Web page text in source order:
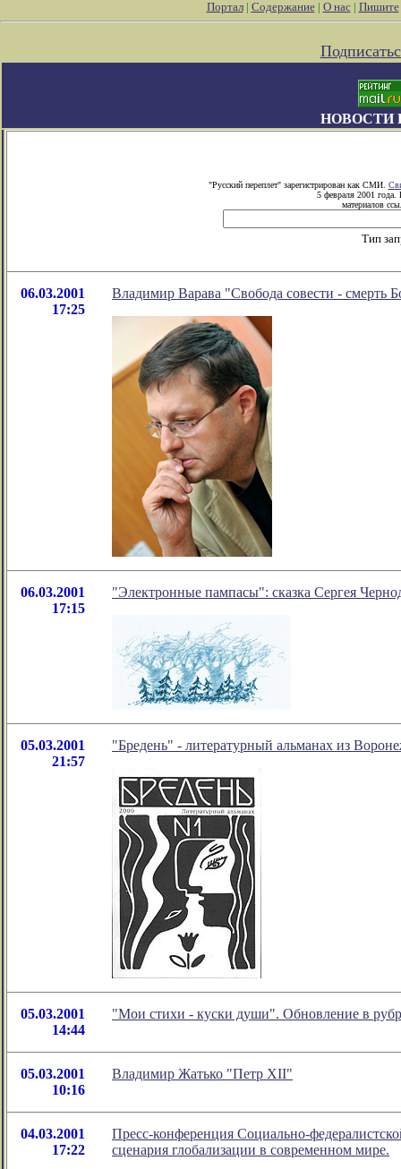
Портал| Содержание| О нас| Пишите
НОВОСТИ
"Русский переплет" зарегистрирован как СМИ.
5 февраля 2001 года.
материалов
Тип
06.03.2001
17:25
Владимир Варава "Свобода совести - смерть
06.03.2001
17:15
"Электронные пампасы": сказка Сергея
05.03.2001
21:57
"Бредень" - литературный альманах из
05.03.2001
14:44
"Мои стихи - куски души". Обновление в
05.03.2001
10:16
Владимир Жатько "Петр XII"
04.03.2001
17:22
Пресс-конференция Социально-
сценария глобализации в современном мире.